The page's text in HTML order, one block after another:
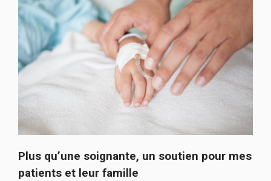
Plus qu’une soignante, un soutien pour mes
patients et leur famille